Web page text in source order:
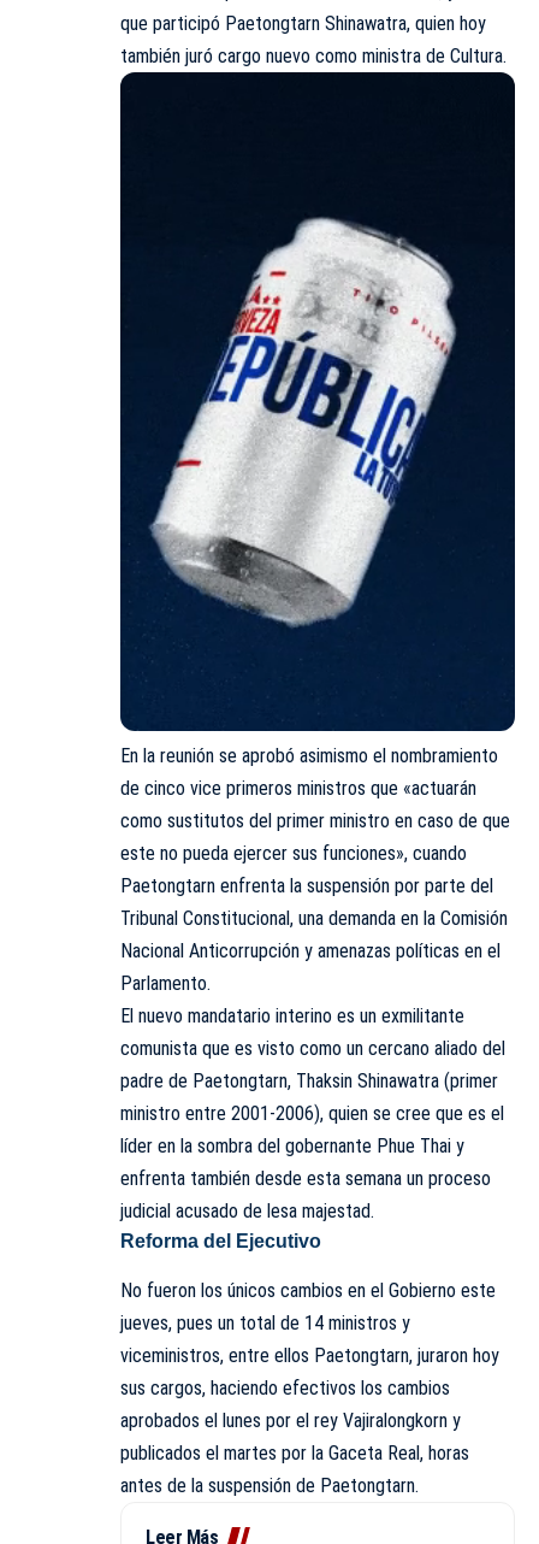
que participó Paetongtarn Shinawatra, quien hoy
también juró cargo nuevo como ministra de Cultura.
En la reunión se aprobó asimismo el nombramiento
de cinco vice primeros ministros que «actuarán
como sustitutos del primer ministro en caso de que
este no pueda ejercer sus funciones», cuando
Paetongtarn enfrenta la suspensión por parte del
Tribunal Constitucional, una demanda en la Comisión
Nacional Anticorrupción y amenazas políticas en el
Parlamento.
El nuevo mandatario interino es un exmilitante
comunista que es visto como un cercano aliado del
padre de Paetongtarn, Thaksin Shinawatra (primer
ministro entre 2001-2006), quien se cree que es el
líder en la sombra del gobernante Phue Thai y
enfrenta también desde esta semana un proceso
judicial acusado de lesa majestad.
Reforma del Ejecutivo
No fueron los únicos cambios en el Gobierno este
jueves, pues un total de 14 ministros y
viceministros, entre ellos Paetongtarn, juraron hoy
sus cargos, haciendo efectivos los cambios
aprobados el lunes por el rey Vajiralongkorn y
publicados el martes por la Gaceta Real, horas
antes de la suspensión de Paetongtarn.
Leer Más